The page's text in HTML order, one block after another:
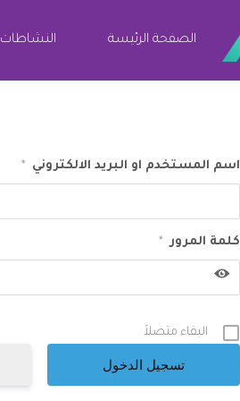
الصفحة الرئيسة النشاطات
اسم المستخدم او البريد الالكتروني *
كلمة المرور *
البقاء متصلاً